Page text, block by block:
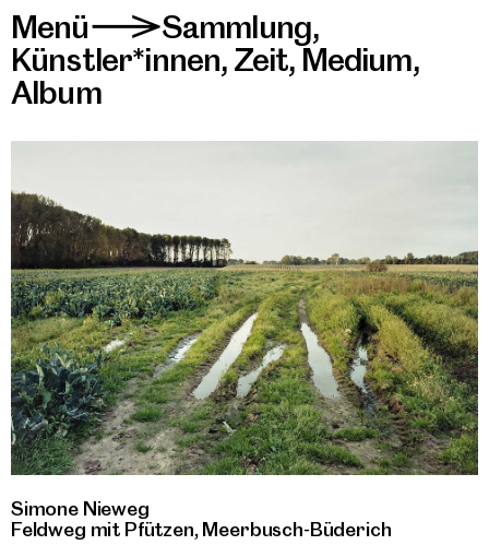
Menü>Sammlung,
Künstler*innen, Zeit, Medium,
Album
Simone Nieweg
Feldweg mit Pfützen, Meerbusch-Büderich